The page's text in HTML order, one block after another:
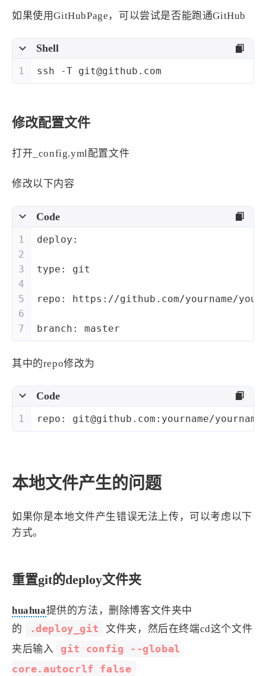
如果使用GitHubPage，可以尝试是否能跑通GitHub
Shell
1 ssh -T git@github.com
修改配置文件
打开_config.yml配置文件
修改以下内容
Code
1
2
3
4
5
6
7
deploy:
type: git
repo: https://github.com/yourname/
branch: master
其中的repo修改为
Code
1 repo: git@github.com:yourname/
本地文件产生的问题
如果你是本地文件产生错误无法上传，可以考虑以下
方式。
重置git的deploy文件夹
huahua提供的方法，删除博客文件夹中
的
.deploy_git
文件夹，然后在终端cd这个文件
夹后输入
git config --global
core.autocrlf false